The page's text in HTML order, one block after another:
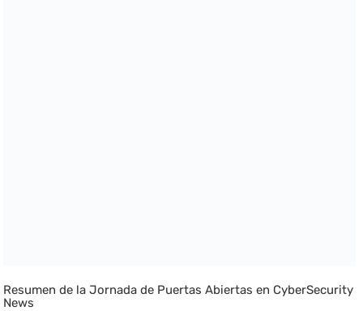
Resumen de la Jornada de Puertas Abiertas en CyberSecurity
News